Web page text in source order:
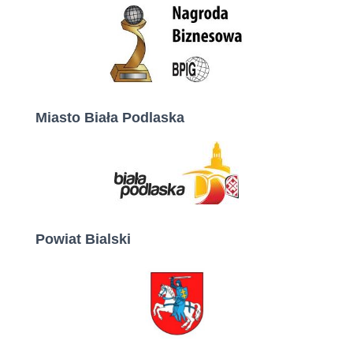
Miasto Biała Podlaska
Powiat Bialski